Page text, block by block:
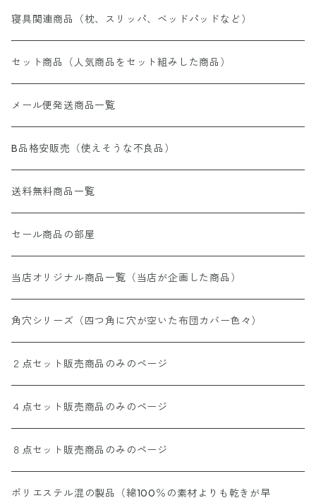
寝具関連商品（枕、スリッパ、ベッドパッドなど）
セット商品（人気商品をセット組みした商品）
メール便発送商品一覧
B品格安販売（使えそうな不良品）
送料無料商品一覧
セール商品の部屋
当店オリジナル商品一覧（当店が企画した商品）
角穴シリーズ（四つ角に穴が空いた布団カバー色々）
２点セット販売商品のみのページ
４点セット販売商品のみのページ
８点セット販売商品のみのページ
ポリエステル混の製品（綿100％の素材よりも乾きが早